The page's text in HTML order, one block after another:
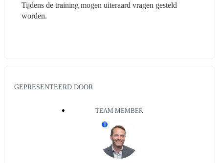
Tijdens de training mogen uiteraard vragen gesteld
worden.
GEPRESENTEERD DOOR
TEAM MEMBER
T